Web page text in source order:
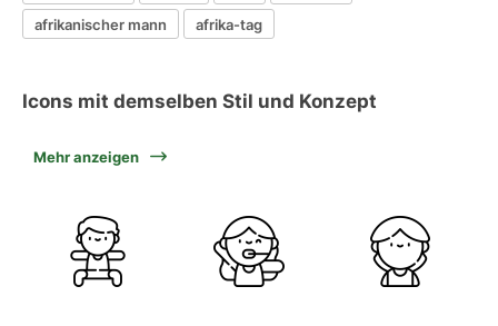
afrikanischer mann
afrika-tag
Icons mit demselben Stil und Konzept
Mehr anzeigen